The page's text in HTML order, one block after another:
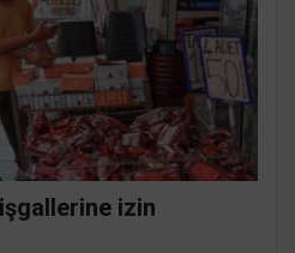
izin